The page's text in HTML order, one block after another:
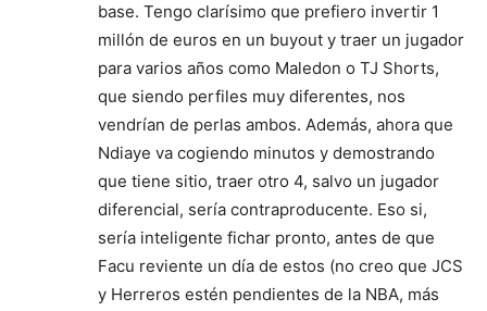
base. Tengo clarísimo que prefiero invertir 1
millón de euros en un buyout y traer un jugador
para varios años como Maledon o TJ Shorts,
que siendo perfiles muy diferentes, nos
vendrían de perlas ambos. Además, ahora que
Ndiaye va cogiendo minutos y demostrando
que tiene sitio, traer otro 4, salvo un jugador
diferencial, sería contraproducente. Eso si,
sería inteligente fichar pronto, antes de que
Facu reviente un día de estos (no creo que JCS
y Herreros estén pendientes de la NBA, más